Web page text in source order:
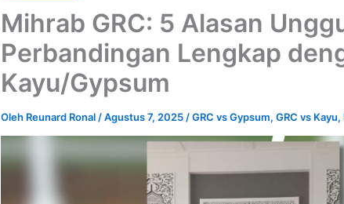
Mihrab GRC: 5 Alasan
Perbandingan Lengkap
Kayu/Gypsum
Oleh Reunard Ronal /Agustus 7, 2025 /GRC vs Gypsum, GRC vs Kayu,